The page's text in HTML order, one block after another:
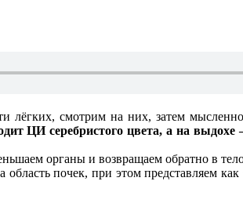
лёгких, смотрим на них, затем
ЦИ серебристого цвета, а на
органы и возвращаем обратно в
почек, при этом представляем